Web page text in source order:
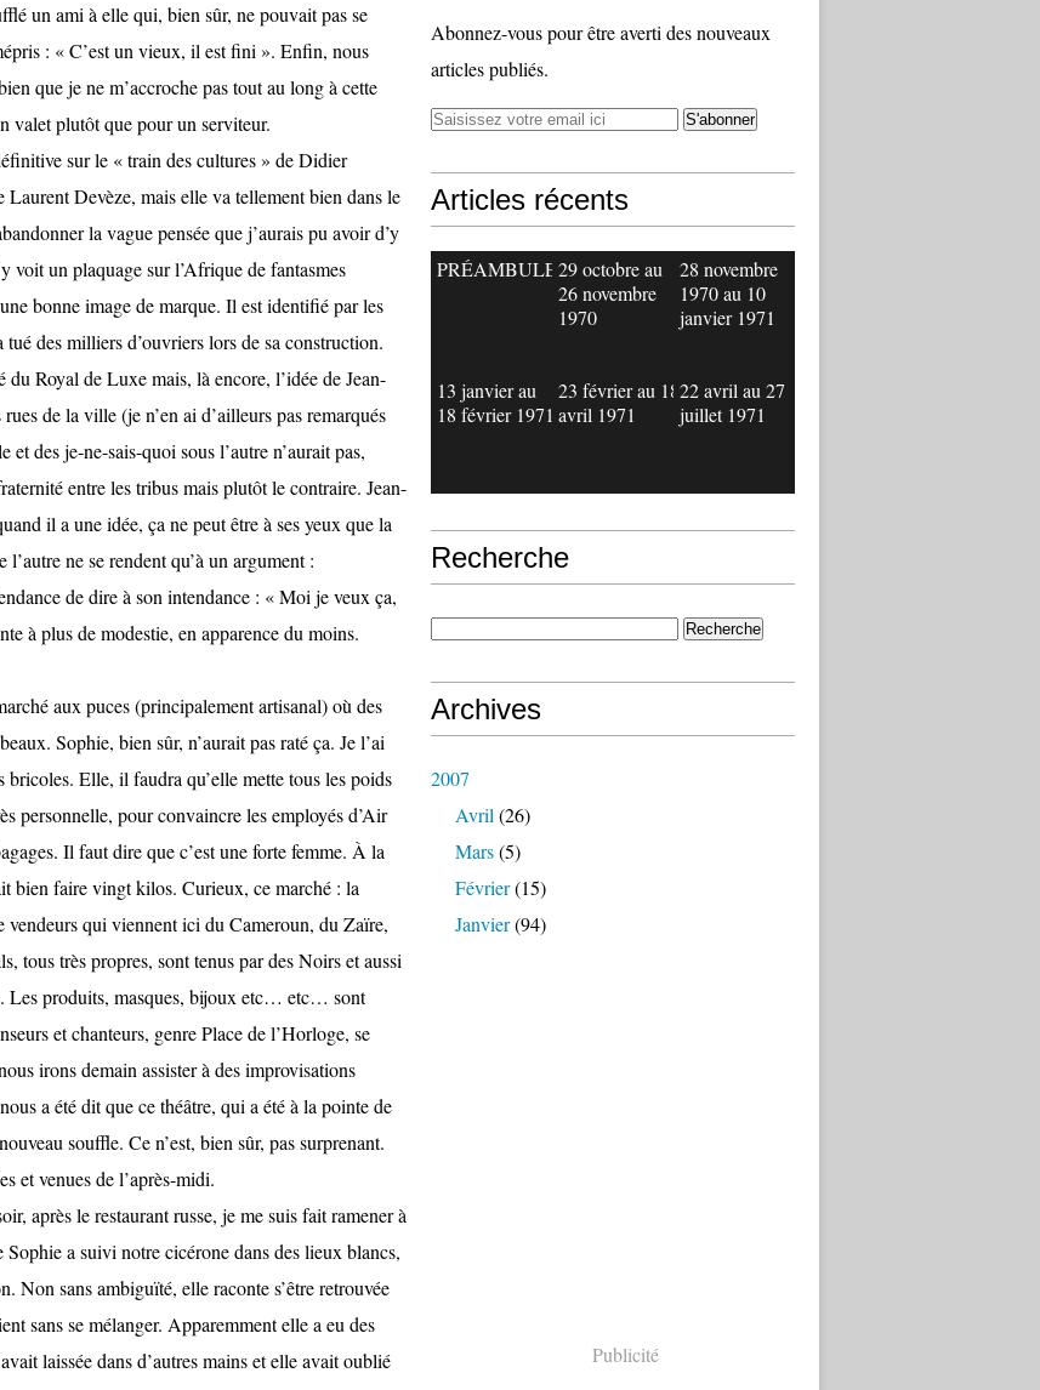
un ami à elle qui, bien sûr, ne pouvait pas se
: « C’est un vieux, il est fini ». Enfin, nous
que je ne m’accroche pas tout au long à cette
valet plutôt que pour un serviteur.
sur le « train des cultures » de Didier
Devèze, mais elle va tellement bien dans le
la vague pensée que j’aurais pu avoir d’y
un plaquage sur l’Afrique de fantasmes
bonne image de marque. Il est identifié par les
des milliers d’ouvriers lors de sa construction.
du Royal de Luxe mais, là encore, l’idée de Jean-
de la ville (je n’en ai d’ailleurs pas remarqués
et des je-ne-sais-quoi sous l’autre n’aurait pas,
entre les tribus mais plutôt le contraire. Jean-
il a une idée, ça ne peut être à ses yeux que la
ne se rendent qu’à un argument :
de dire à son intendance : « Moi je veux ça,
à plus de modestie, en apparence du moins.
aux puces (principalement artisanal) où des
Sophie, bien sûr, n’aurait pas raté ça. Je l’ai
Elle, il faudra qu’elle mette tous les poids
personnelle, pour convaincre les employés d’Air
Il faut dire que c’est une forte femme. À la
bien faire vingt kilos. Curieux, ce marché : la
vendeurs qui viennent ici du Cameroun, du Zaïre,
tous très propres, sont tenus par des Noirs et aussi
Les produits, masques, bijoux etc… etc… sont
et chanteurs, genre Place de l’Horloge, se
irons demain assister à des improvisations
a été dit que ce théâtre, qui a été à la pointe de
souffle. Ce n’est, bien sûr, pas surprenant.
et venues de l’après-midi.
après le restaurant russe, je me suis fait ramener à
a suivi notre cicérone dans des lieux blancs,
Non sans ambiguïté, elle raconte s’être retrouvée
sans se mélanger. Apparemment elle a eu des
laissée dans d’autres mains et elle avait oublié
Abonnez-vous pour être averti des nouveaux
articles publiés.
Articles récents
PRÉAMBULE 29 octobre au
26 novembre
1970
28 novembre
1970 au 10
janvier 1971
13 janvier au
18 février 1971
23 février au 18
avril 1971
22 avril au 27
juillet 1971
Recherche
Archives
2007
Avril (26)
Mars(5)
Février(15)
Janvier(94)
Publicité